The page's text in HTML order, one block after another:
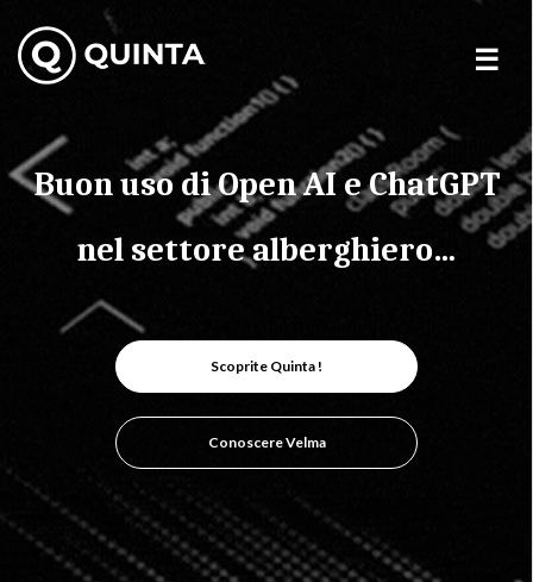
content
Buon uso di Open AI e ChatGPT
nel settore alberghiero…
Scoprite Quinta !
Conoscere Velma